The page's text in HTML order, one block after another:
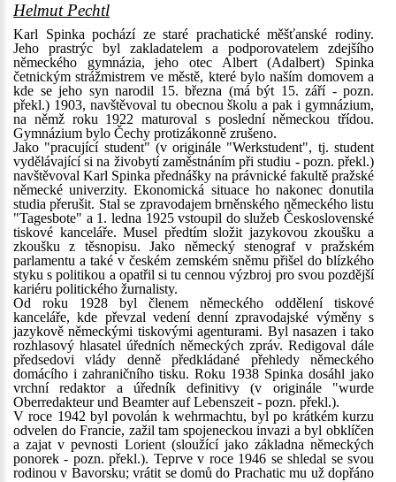
Helmut Pechtl
Karl Spinka pochází ze staré prachatické měšťanské rodiny.
Jeho prastrýc byl zakladatelem a podporovatelem zdejšího
německého gymnázia, jeho otec Albert (Adalbert) Spinka
četnickým strážmistrem ve městě, které bylo naším domovem a
kde se jeho syn narodil 15. března (má být 15. září - pozn.
překl.) 1903, navštěvoval tu obecnou školu a pak i gymnázium,
na němž roku 1922 maturoval s poslední německou třídou.
Gymnázium bylo Čechy protizákonně zrušeno.
Jako "pracující student" (v originále "Werkstudent", tj. student
vydělávající si na živobytí zaměstnáním při studiu - pozn. překl.)
navštěvoval Karl Spinka přednášky na právnické fakultě pražské
německé univerzity. Ekonomická situace ho nakonec donutila
studia přerušit. Stal se zpravodajem brněnského německého listu
"Tagesbote" a 1. ledna 1925 vstoupil do služeb Československé
tiskové kanceláře. Musel předtím složit jazykovou zkoušku a
zkoušku z těsnopisu. Jako německý stenograf v pražském
parlamentu a také v českém zemském sněmu přišel do blízkého
styku s politikou a opatřil si tu cennou výzbroj pro svou pozdější
kariéru politického žurnalisty.
Od roku 1928 byl členem německého oddělení tiskové
kanceláře, kde převzal vedení denní zpravodajské výměny s
jazykově německými tiskovými agenturami. Byl nasazen i tako
rozhlasový hlasatel úředních německých zpráv. Redigoval dále
předsedovi vlády denně předkládané přehledy německého
domácího i zahraničního tisku. Roku 1938 Spinka dosáhl jako
vrchní redaktor a úředník definitivy (v originále "wurde
Oberredakteur und Beamter auf Lebenszeit - pozn. překl.).
V roce 1942 byl povolán k wehrmachtu, byl po krátkém kurzu
odvelen do Francie, zažil tam spojeneckou invazi a byl obklíčen
a zajat v pevnosti Lorient (sloužící jako základna německých
ponorek - pozn. překl.). Teprve v roce 1946 se shledal se svou
rodinou v Bavorsku; vrátit se domů do Prachatic mu už dopřáno